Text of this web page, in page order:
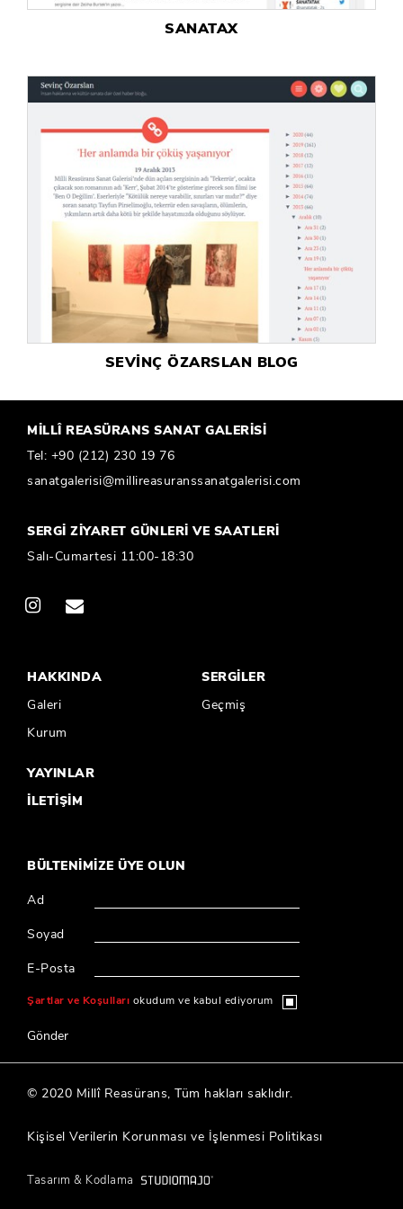
SANATAX
SEVİNÇ ÖZARSLAN BLOG
MİLLÎ REASÜRANS SANAT GALERİSİ
Tel: +90 (212) 230 19 76
sanatgalerisi@millireasuranssanatgalerisi.com
SERGİ ZİYARET GÜNLERİ VE SAATLERİ
Salı-Cumartesi 11:00-18:30
HAKKINDA
Galeri
Kurum
SERGİLER
Geçmiş
YAYINLAR
İLETİŞİM
BÜLTENİMİZE ÜYE OLUN
Ad
Soyad
E-Posta
Şartlar ve Koşulları okudum ve kabul ediyorum
Gönder
© 2020 Millî Reasürans, Tüm hakları saklıdır.
Kişisel Verilerin Korunması ve İşlenmesi Politikası
Tasarım & Kodlama ®